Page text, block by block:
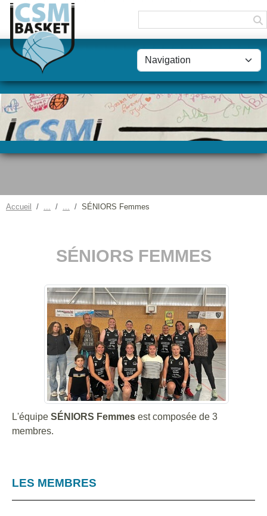
Accueil SÉNIORS Femmes
SÉNIORS FEMMES
L'équipe SÉNIORS Femmes est composée de 3
membres.
LES MEMBRES
Panneau de gestion des cookies